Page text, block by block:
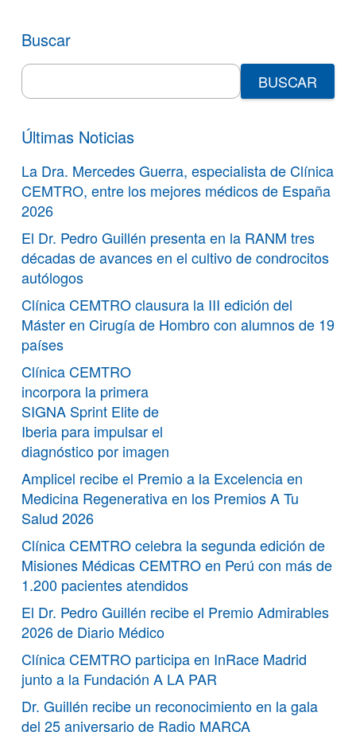
Buscar
Search
for:
Últimas Noticias
La Dra. Mercedes Guerra, especialista de Clínica
CEMTRO, entre los mejores médicos de España
2026
El Dr. Pedro Guillén presenta en la RANM tres
décadas de avances en el cultivo de condrocitos
autólogos
Clínica CEMTRO clausura la III edición del
Máster en Cirugía de Hombro con alumnos de 19
países
Clínica CEMTRO
incorpora la primera
SIGNA Sprint Elite de
Iberia para impulsar el
diagnóstico por imagen
Amplicel recibe el Premio a la Excelencia en
Medicina Regenerativa en los Premios A Tu
Salud 2026
Clínica CEMTRO celebra la segunda edición de
Misiones Médicas CEMTRO en Perú con más de
1.200 pacientes atendidos
El Dr. Pedro Guillén recibe el Premio Admirables
2026 de Diario Médico
Clínica CEMTRO participa en InRace Madrid
junto a la Fundación A LA PAR
Dr. Guillén recibe un reconocimiento en la gala
del 25 aniversario de Radio MARCA